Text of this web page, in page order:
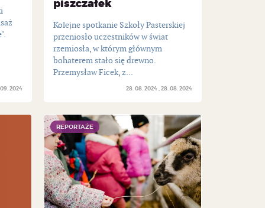
09. 2024
piszczałek
28. 08. 2024 28. 08. 2024
Kolejne spotkanie Szkoły Pasterskiej
przeniosło uczestników w świat
rzemiosła, w którym głównym
bohaterem stało się drewno.
Przemysław Ficek, z...
REPORTAŻE
REPORTAŻE